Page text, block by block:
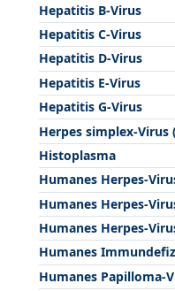
Hepatitis B-Virus
Hepatitis C-Virus
Hepatitis D-Virus
Hepatitis E-Virus
Hepatitis G-Virus
Herpes simplex-Virus
Histoplasma
Humanes Herpes-
Humanes Herpes-
Humanes Herpes-
Humanes
Humanes Papilloma-